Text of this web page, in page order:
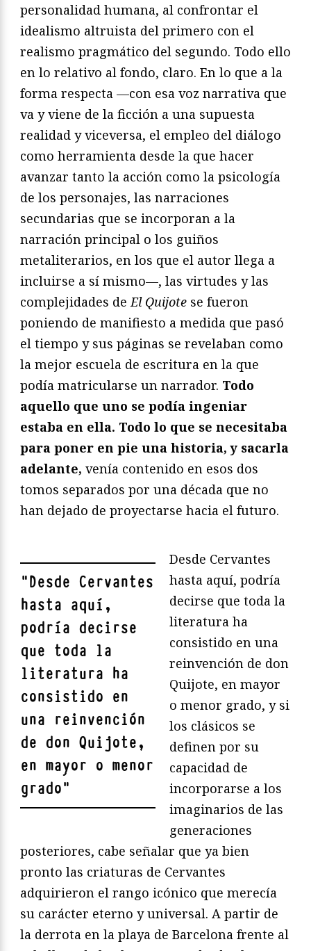
personalidad humana, al confrontar el
idealismo altruista del primero con el
realismo pragmático del segundo. Todo ello
en lo relativo al fondo, claro. En lo que a la
forma respecta —con esa voz narrativa que
va y viene de la ficción a una supuesta
realidad y viceversa, el empleo del diálogo
como herramienta desde la que hacer
avanzar tanto la acción como la psicología
de los personajes, las narraciones
secundarias que se incorporan a la
narración principal o los guiños
metaliterarios, en los que el autor llega a
incluirse a sí mismo—, las virtudes y las
complejidades de El Quijote se fueron
poniendo de manifiesto a medida que pasó
el tiempo y sus páginas se revelaban como
la mejor escuela de escritura en la que
podía matricularse un narrador. Todo
aquello que uno se podía ingeniar
estaba en ella. Todo lo que se necesitaba
para poner en pie una historia, y sacarla
adelante, venía contenido en esos dos
tomos separados por una década que no
han dejado de proyectarse hacia el futuro.
"Desde Cervantes
hasta aquí,
podría decirse
que toda la
literatura ha
consistido en
una reinvención
de don Quijote,
en mayor o menor
grado"
Desde Cervantes
hasta aquí, podría
decirse que toda la
literatura ha
consistido en una
reinvención de don
Quijote, en mayor
o menor grado, y si
los clásicos se
definen por su
capacidad de
incorporarse a los
imaginarios de las
generaciones
posteriores, cabe señalar que ya bien
pronto las criaturas de Cervantes
adquirieron el rango icónico que merecía
su carácter eterno y universal. A partir de
la derrota en la playa de Barcelona frente al